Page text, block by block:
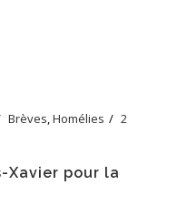
Brèves,Homélies
2
Xavier pour la